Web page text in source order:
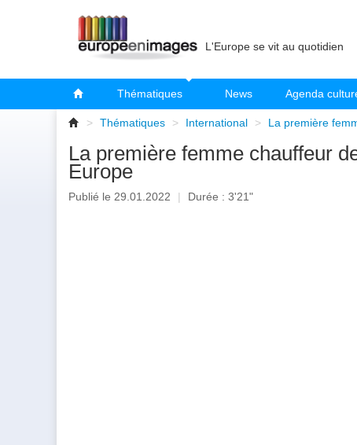
L'Europe se vit au quotidien
Thématiques News Agenda
> Thématiques > International > La première
La première femme chauffeur
Europe
Publié le 29.01.2022 | Durée : 3'21"